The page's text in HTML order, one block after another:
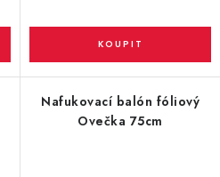
Nafukovací balón fóliový
Ovečka 75cm